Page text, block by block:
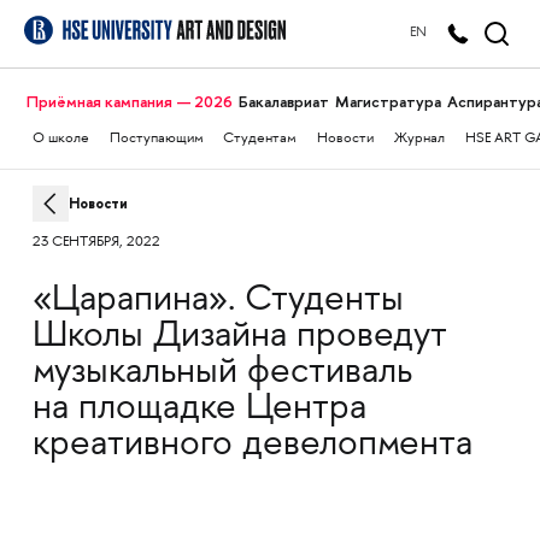
EN
Приёмная кампания — 2026 Бакалавриат Магистратура
О школе Поступающим Студентам Новости Журнал HSE ART
Новости
23 СЕНТЯБРЯ, 2022
«Царапина». Студенты
Школы Дизайна проведут
музыкальный фестиваль
на площадке Центра
креативного девелопмента